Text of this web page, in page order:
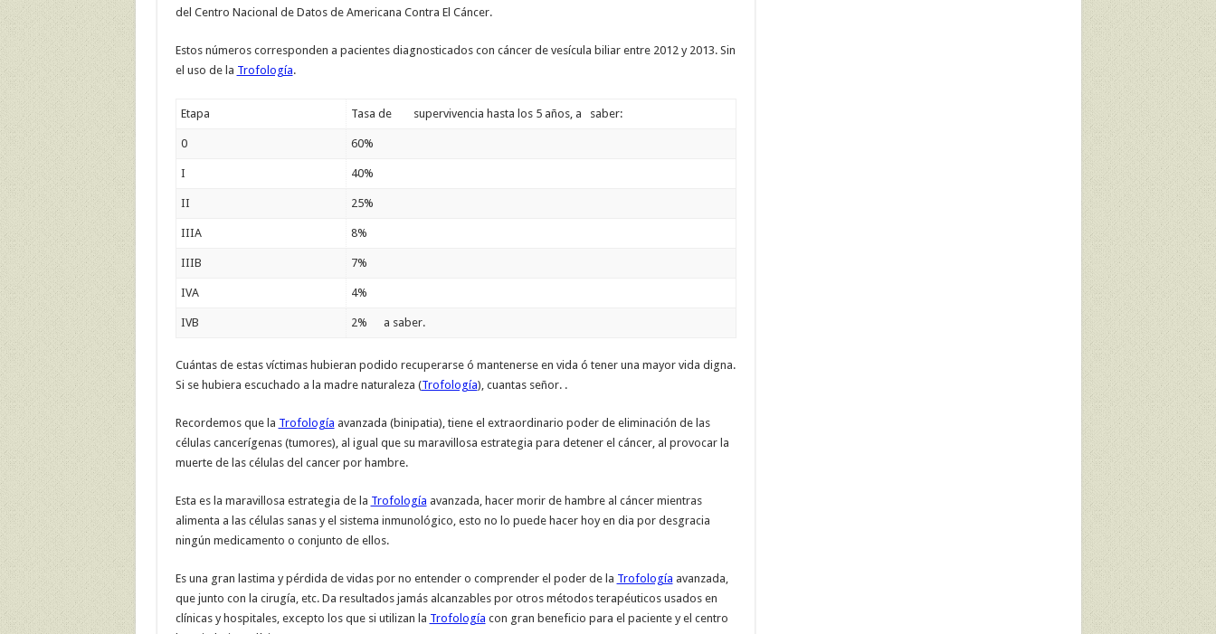
del Centro Nacional de Datos de Americana Contra El Cáncer.
Estos números corresponden a pacientes diagnosticados con cáncer de vesícula biliar entre 2012 y 2013. Sin
el uso de la Trofología.
Etapa Tasa de supervivencia hasta los 5 años, a saber:
0 60%
I 40%
II 25%
IIIA 8%
IIIB 7%
IVA 4%
IVB 2% a saber.
Cuántas de estas víctimas hubieran podido recuperarse ó mantenerse en vida ó tener una mayor vida digna.
Si se hubiera escuchado a la madre naturaleza (Trofología), cuantas señor. .
Recordemos que la Trofología avanzada (binipatia), tiene el extraordinario poder de eliminación de las
células cancerígenas (tumores), al igual que su maravillosa estrategia para detener el cáncer, al provocar la
muerte de las células del cancer por hambre.
Esta es la maravillosa estrategia de la Trofología avanzada, hacer morir de hambre al cáncer mientras
alimenta a las células sanas y el sistema inmunológico, esto no lo puede hacer hoy en dia por desgracia
ningún medicamento o conjunto de ellos.
Es una gran lastima y pérdida de vidas por no entender o comprender el poder de la Trofología avanzada,
que junto con la cirugía, etc. Da resultados jamás alcanzables por otros métodos terapéuticos usados en
clínicas y hospitales, excepto los que si utilizan la Trofología con gran beneficio para el paciente y el centro